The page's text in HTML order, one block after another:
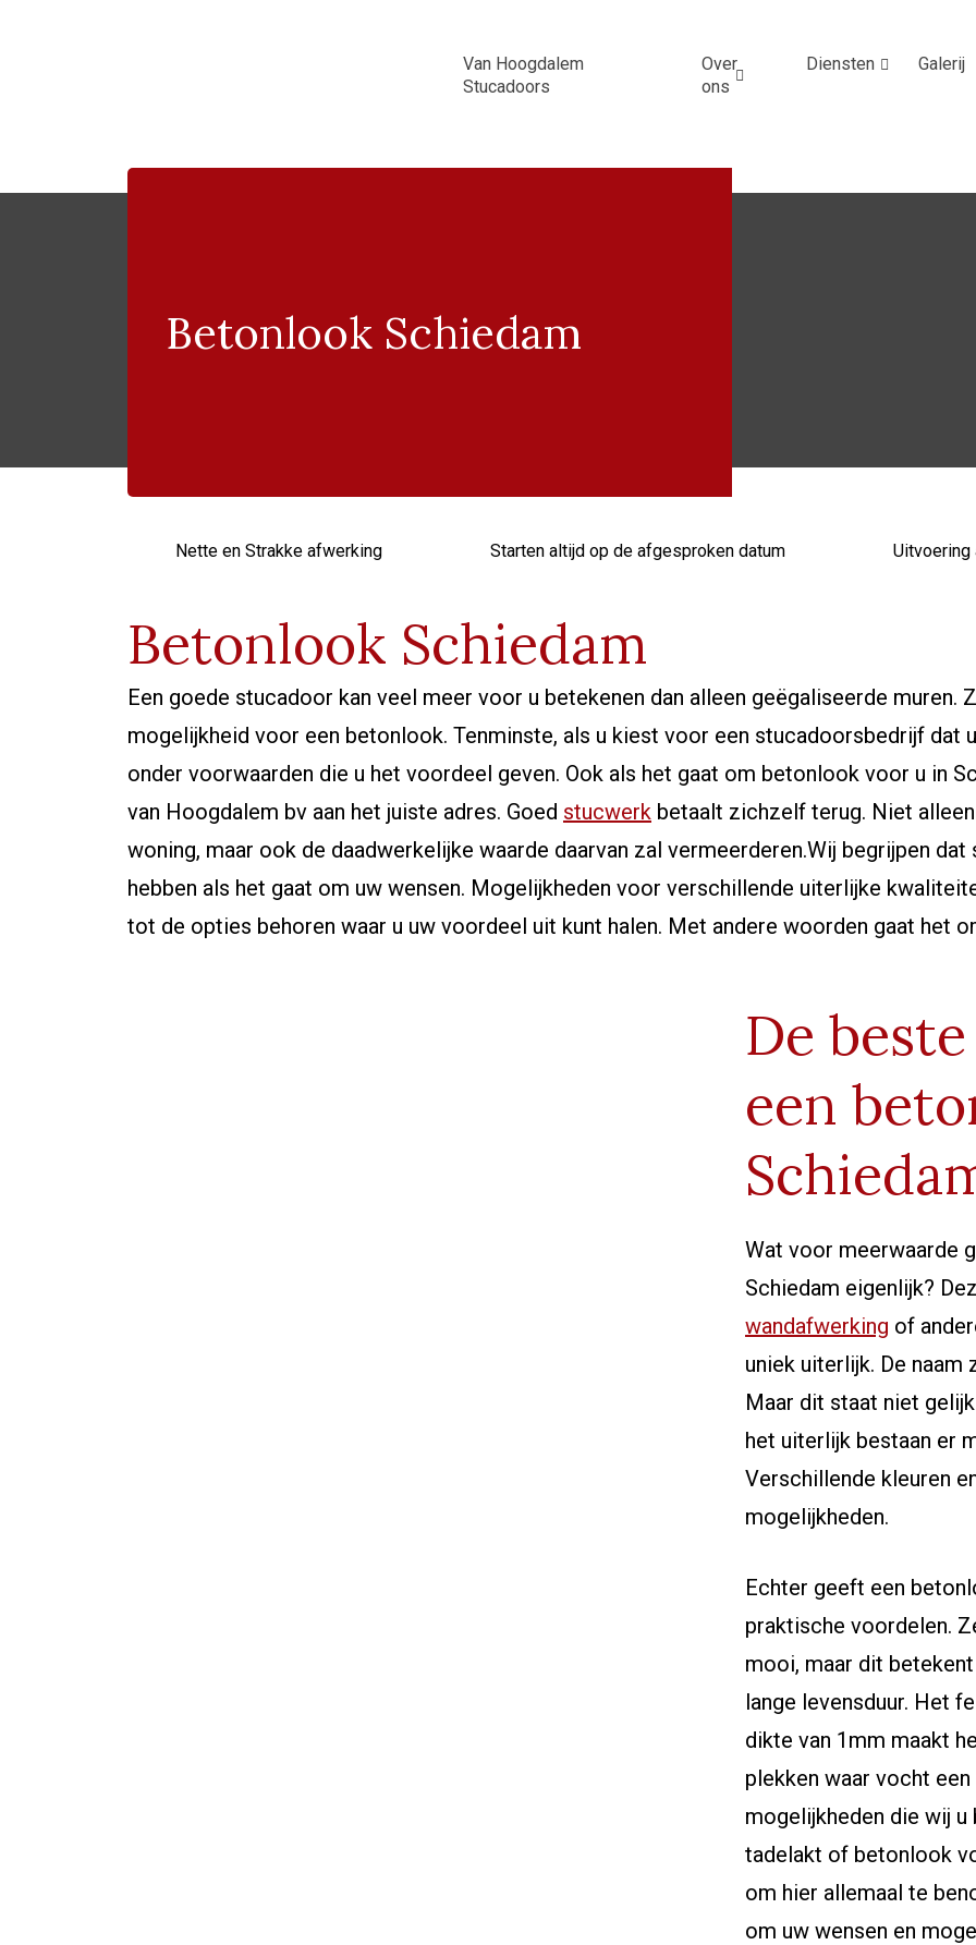
Van Hoogdalem
Stucadoors
Over
ons
Diensten Galerij
Betonlook Schiedam
Nette en Strakke afwerking Starten altijd op de afgesproken datum
Betonlook Schiedam
Een goede stucadoor kan veel meer voor u betekenen dan alleen geëgaliseerde muren.
mogelijkheid voor een betonlook. Tenminste, als u kiest voor een stucadoorsbedrijf dat
onder voorwaarden die u het voordeel geven. Ook als het gaat om betonlook voor u in
van Hoogdalem bv aan het juiste adres. Goed stucwerk betaalt zichzelf terug. Niet
woning, maar ook de daadwerkelijke waarde daarvan zal vermeerderen.Wij begrijpen
hebben als het gaat om uw wensen. Mogelijkheden voor verschillende uiterlijke
tot de opties behoren waar u uw voordeel uit kunt halen. Met andere woorden gaat het
De
een
Wat voor meerwaarde
Schiedam eigenlijk?
wandafwerking of
uniek uiterlijk. De
Maar dit staat niet
het uiterlijk bestaan er
Verschillende kleuren
mogelijkheden.
Echter geeft een
praktische voordelen.
mooi, maar dit
lange levensduur. Het
dikte van 1mm maakt
plekken waar vocht
mogelijkheden die wij
tadelakt of betonlook
om hier allemaal te
om uw wensen en